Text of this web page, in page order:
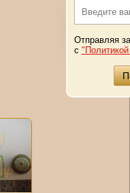
Отправляя
с